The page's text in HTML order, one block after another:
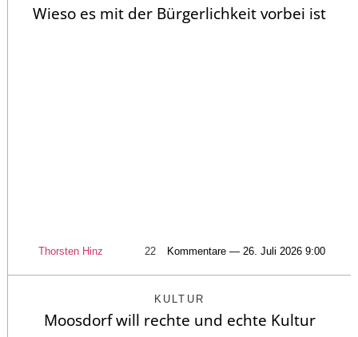
Wieso es mit der Bürgerlichkeit vorbei ist
Thorsten Hinz 22 Kommentare — 26. Juli 2026 9:00
KULTUR
Moosdorf will rechte und echte Kultur